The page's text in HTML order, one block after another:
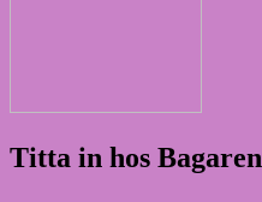
Titta in hos